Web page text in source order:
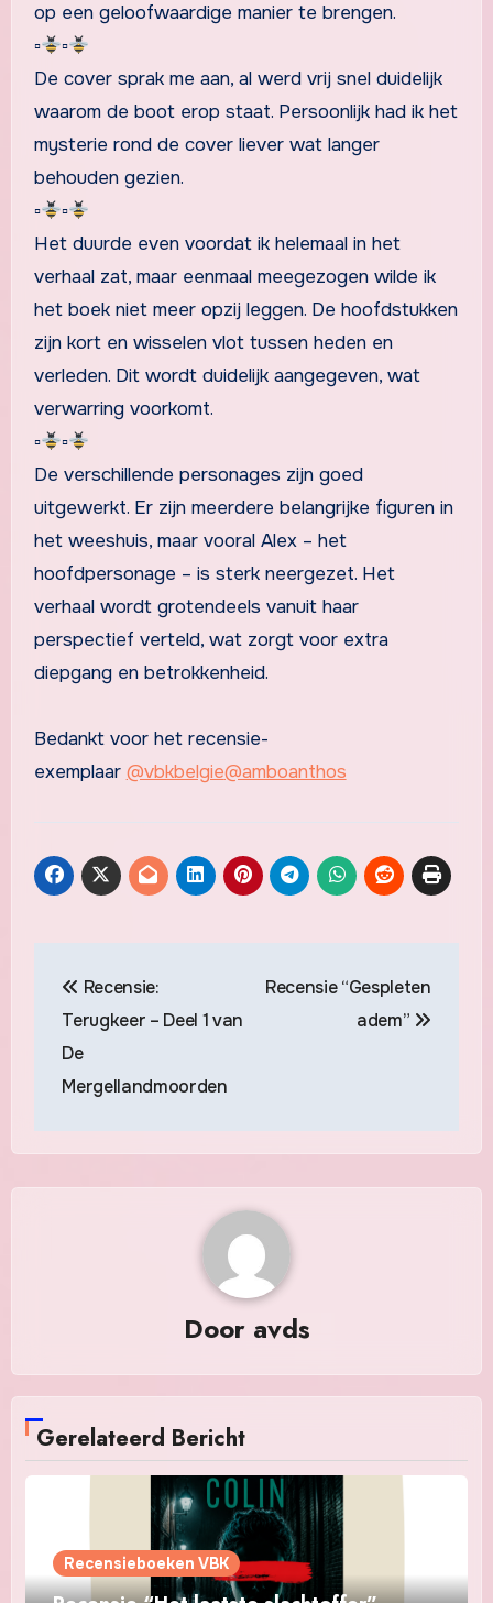
op een geloofwaardige manier te brengen.
▫
▫
De cover sprak me aan, al werd vrij snel duidelijk
waarom de boot erop staat. Persoonlijk had ik het
mysterie rond de cover liever wat langer
behouden gezien.
▫
▫
Het duurde even voordat ik helemaal in het
verhaal zat, maar eenmaal meegezogen wilde ik
het boek niet meer opzij leggen. De hoofdstukken
zijn kort en wisselen vlot tussen heden en
verleden. Dit wordt duidelijk aangegeven, wat
verwarring voorkomt.
▫
▫
De verschillende personages zijn goed
uitgewerkt. Er zijn meerdere belangrijke figuren in
het weeshuis, maar vooral Alex – het
hoofdpersonage – is sterk neergezet. Het
verhaal wordt grotendeels vanuit haar
perspectief verteld, wat zorgt voor extra
diepgang en betrokkenheid.
Bedankt voor het recensie-
exemplaar @vbkbelgie@amboanthos
Recensie:
Terugkeer – Deel 1 van
De
Mergellandmoorden
Recensie “Gespleten
adem”
Door avds
Gerelateerd Bericht
Recensieboeken VBK